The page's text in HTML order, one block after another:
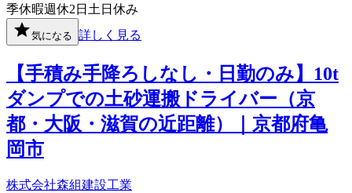
季休暇週休2日 土日休み
気になる 詳しく見る
【手積み手降ろしなし・日勤のみ】10t
ダンプでの土砂運搬ドライバー（京
都・大阪・滋賀の近距離）｜京都府亀
岡市
株式会社森組建設工業